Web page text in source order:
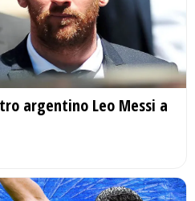
argentino Leo Messi a